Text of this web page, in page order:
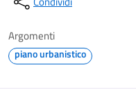
Argomenti
piano urbanistico